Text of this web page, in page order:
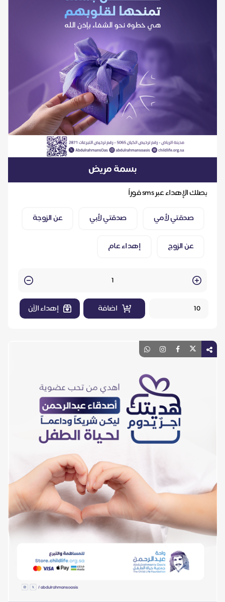
بسمة مريض
يصلك الإهداء عبر sms فوراً
صدقتي لأمي
صدقتي لأبي عن الزوجة
عن الزوج إهداء عام
Quantity
اضافة
إهداء الآن